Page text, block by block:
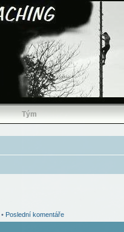
Tým
• Poslední komentáře